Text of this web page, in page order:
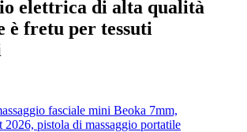
elettrica di alta qualità
è fretu per tessuti